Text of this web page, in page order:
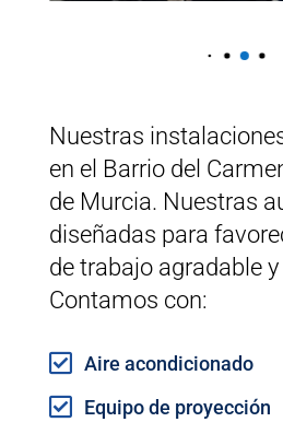
Nuestras
en el Barrio del
de Murcia. Nuestras
diseñadas para
de trabajo agradable
Contamos con:
 Aire acondicionado
 Equipo de proyección